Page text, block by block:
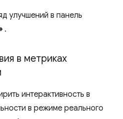
улучшений в панель
.
в метриках
интерактивность в
в режиме реального